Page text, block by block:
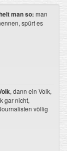
man so: man
spürt es
, dann ein Volk,
gar nicht,
völlig